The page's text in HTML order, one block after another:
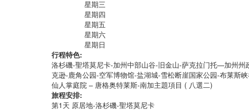
星期三
星期四
星期五
星期六
星期日
行程特色:
洛杉磯-聖塔莫尼卡-加州中部山谷-旧金山-萨克拉门托—加州
克逊-鹿角公园-空军博物馆-盐湖城-雪松断崖国家公园-布莱斯
仙人掌庭院 – 唐格奥特莱斯-南加主題項目 ( 八選二)
旅程安排:
第1天 原居地-洛杉磯-聖塔莫尼卡